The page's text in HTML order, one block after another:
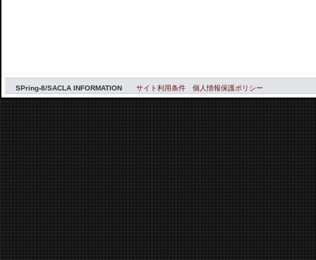
SPring-8/SACLA INFORMATION サイト利用条件 個人情報保護ポリシー